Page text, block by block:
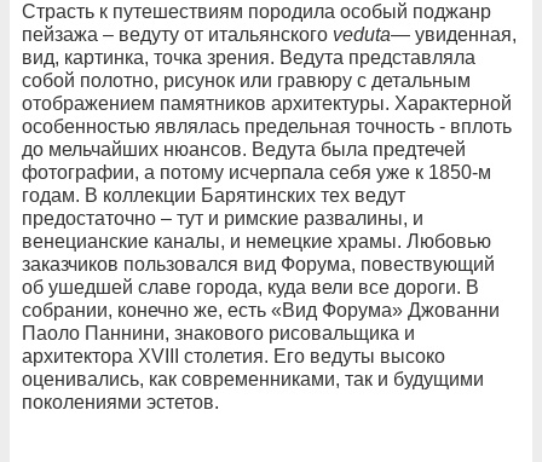
Cтрасть к путешествиям породила особый поджанр
пейзажа – ведуту от итальянского veduta— увиденная,
вид, картинка, точка зрения. Ведута представляла
собой полотно, рисунок или гравюру с детальным
отображением памятников архитектуры. Характерной
особенностью являлась предельная точность - вплоть
до мельчайших нюансов. Ведута была предтечей
фотографии, а потому исчерпала себя уже к 1850-м
годам. В коллекции Барятинских тех ведут
предостаточно – тут и римские развалины, и
венецианские каналы, и немецкие храмы. Любовью
заказчиков пользовался вид Форума, повествующий
об ушедшей славе города, куда вели все дороги. В
собрании, конечно же, есть «Вид Форума» Джованни
Паоло Паннини, знакового рисовальщика и
архитектора XVIII столетия. Его ведуты высоко
оценивались, как современниками, так и будущими
поколениями эстетов.